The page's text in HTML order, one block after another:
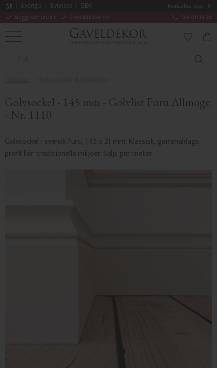
Kontakta oss
Noggrant utvalt Svensktillverkat 018-20 61 20
Sverige Svenska
SEK
MENY
Golvsockel - 145 mm - Golvlist Furu Allmoge
- Nr. 1110
Golvsockel i svensk furu, 145 x 21 mm. Klassisk, gammaldags
profil för traditionella miljöer. Säljs per meter.